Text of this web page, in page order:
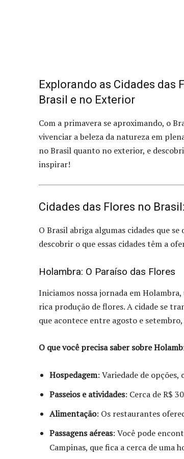
Explorando as Cidades das
Brasil e no Exterior
Com a primavera se aproximando, o
vivenciar a beleza da natureza em
no Brasil quanto no exterior, e
inspirar!
Cidades das Flores no
O Brasil abriga algumas cidades que
descobrir o que essas cidades têm a
Holambra: O Paraíso das Flores
Iniciamos nossa jornada em
rica produção de flores. A cidade se
que acontece entre agosto e
O que você precisa saber sobre
Hospedagem: Variedade de
Passeios e atividades: Cerca de R$
Alimentação: Os restaurantes
Passagens aéreas: Você pode
Campinas, que fica a cerca de uma